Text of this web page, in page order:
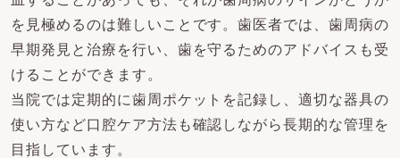
を見極めるのは難しいことです。歯医者では、歯周病の
早期発見と治療を行い、歯を守るためのアドバイスも受
けることができます。
当院では定期的に歯周ポケットを記録し、適切な器具の
使い方など口腔ケア方法も確認しながら長期的な管理を
目指しています。